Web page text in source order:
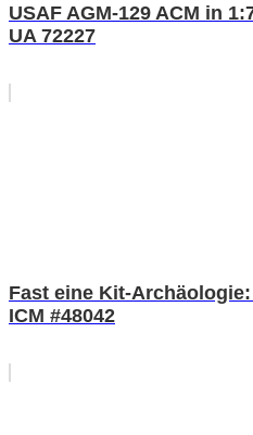
USAF AGM-129 ACM in
UA 72227
Fast eine Kit-
ICM #48042